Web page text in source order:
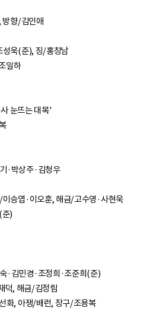
향/김인애
욱(준), 징/홍창남
일하
눈뜨는 대목'
·박상주·김청우
승엽·이오훈, 해금/고수영·사현욱
)
·김민경·조정희·조준희(준)
덕, 해금/김정림
화, 아쟁/배런, 장구/조용복